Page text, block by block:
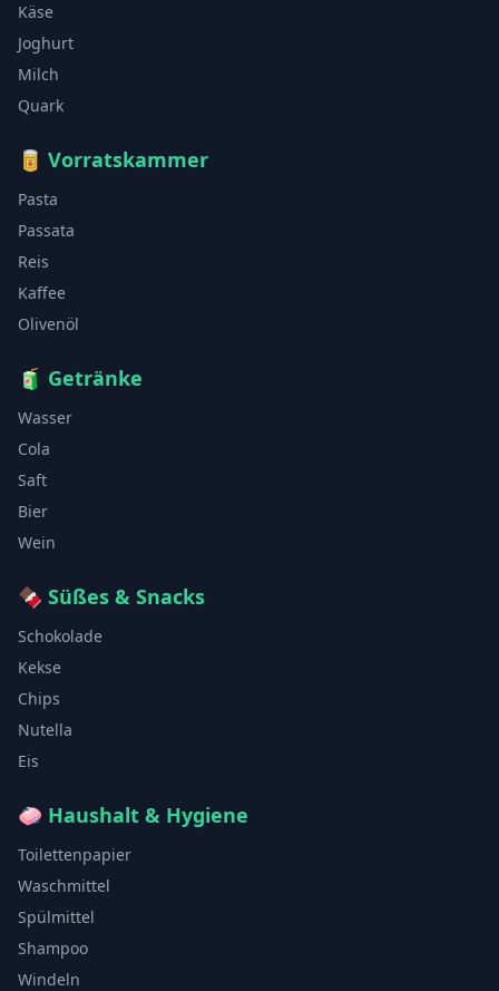
Käse
Joghurt
Milch
Quark
🥫 Vorratskammer
Pasta
Passata
Reis
Kaffee
Olivenöl
🧃 Getränke
Wasser
Cola
Saft
Bier
Wein
🍫 Süßes & Snacks
Schokolade
Kekse
Chips
Nutella
Eis
🧼 Haushalt & Hygiene
Toilettenpapier
Waschmittel
Spülmittel
Shampoo
Windeln